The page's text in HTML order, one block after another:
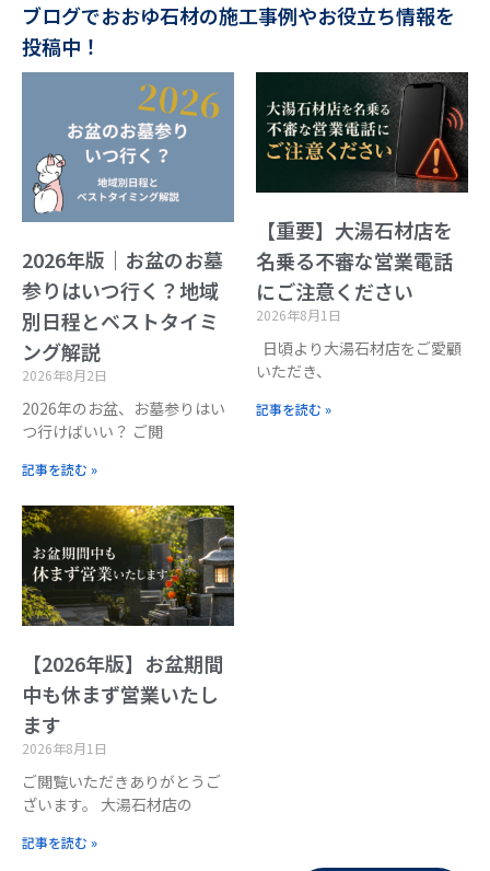
ブログでおおゆ石材の施工事例やお役立ち情報を
投稿中！
2026年版｜お盆のお墓
参りはいつ行く？地域
別日程とベストタイミ
ング解説
2026年8月2日
2026年のお盆、お墓参りはい
つ行けばいい？ ご閲
記事を読む »
【重要】大湯石材店を
名乗る不審な営業電話
にご注意ください
2026年8月1日
日頃より大湯石材店をご愛顧
いただき、
記事を読む »
【2026年版】お盆期間
中も休まず営業いたし
ます
2026年8月1日
ご閲覧いただきありがとうご
ざいます。 大湯石材店の
記事を読む »